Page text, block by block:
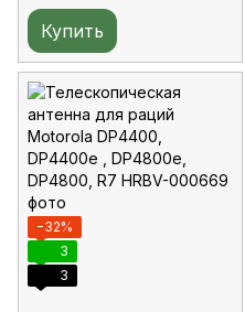
Купить
−32%
3
3